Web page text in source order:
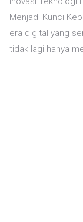
Menjadi Kunci
era digital yang
tidak lagi hanya